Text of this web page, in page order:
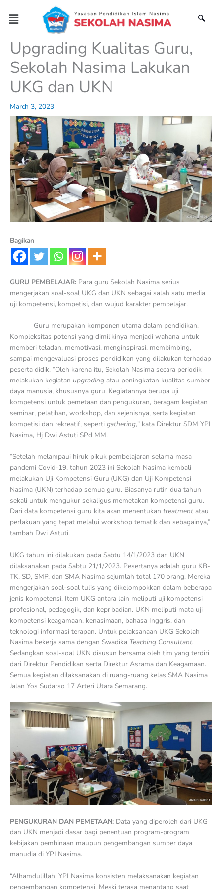
content
Menu
Upgrading Kualitas Guru,
Sekolah Nasima Lakukan
UKG dan UKN
March 3, 2023
Bagikan
GURU PEMBELAJAR: Para guru Sekolah Nasima serius
mengerjakan soal-soal UKG dan UKN sebagai salah satu media
uji kompetensi, kompetisi, dan wujud karakter pembelajar.
Guru merupakan komponen utama dalam pendidikan.
Kompleksitas potensi yang dimilikinya menjadi wahana untuk
memberi teladan, memotivasi, menginspirasi, membimbing,
sampai mengevaluasi proses pendidikan yang dilakukan terhadap
peserta didik. “Oleh karena itu, Sekolah Nasima secara periodik
melakukan kegiatan upgrading atau peningkatan kualitas sumber
daya manusia, khususnya guru. Kegiatannya berupa uji
kompetensi untuk pemetaan dan pengukuran, beragam kegiatan
seminar, pelatihan, workshop, dan sejenisnya, serta kegiatan
kompetisi dan rekreatif, seperti gathering,” kata Direktur SDM YPI
Nasima, Hj Dwi Astuti SPd MM.
“Setelah melampaui hiruk pikuk pembelajaran selama masa
pandemi Covid-19, tahun 2023 ini Sekolah Nasima kembali
melakukan Uji Kompetensi Guru (UKG) dan Uji Kompetensi
Nasima (UKN) terhadap semua guru. Biasanya rutin dua tahun
sekali untuk mengukur sekaligus memetakan kompetensi guru.
Dari data kompetensi guru kita akan menentukan treatment atau
perlakuan yang tepat melalui workshop tematik dan sebagainya,”
tambah Dwi Astuti.
UKG tahun ini dilakukan pada Sabtu 14/1/2023 dan UKN
dilaksanakan pada Sabtu 21/1/2023. Pesertanya adalah guru KB-
TK, SD, SMP, dan SMA Nasima sejumlah total 170 orang. Mereka
mengerjakan soal-soal tulis yang dikelompokkan dalam beberapa
jenis kompetensi. Item UKG antara lain meliputi uji kompetensi
profesional, pedagogik, dan kepribadian. UKN meliputi mata uji
kompetensi keagamaan, kenasimaan, bahasa Inggris, dan
teknologi informasi terapan. Untuk pelaksanaan UKG Sekolah
Nasima bekerja sama dengan Swadika Teaching Consultant.
Sedangkan soal-soal UKN disusun bersama oleh tim yang terdiri
dari Direktur Pendidikan serta Direktur Asrama dan Keagamaan.
Semua kegiatan dilaksanakan di ruang-ruang kelas SMA Nasima
Jalan Yos Sudarso 17 Arteri Utara Semarang.
PENGUKURAN DAN PEMETAAN: Data yang diperoleh dari UKG
dan UKN menjadi dasar bagi penentuan program-program
kebijakan pembinaan maupun pengembangan sumber daya
manudia di YPI Nasima.
“Alhamdulillah, YPI Nasima konsisten melaksanakan kegiatan
pengembangan kompetensi. Meski terasa menantang saat